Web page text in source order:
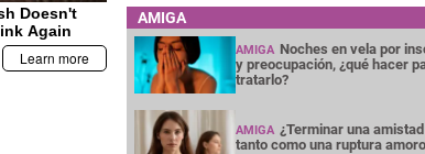
AMIGA
AMIGA Noches en vela por
y preocupación, ¿qué hacer
tratarlo?
AMIGA ¿Terminar una
tanto como una ruptura